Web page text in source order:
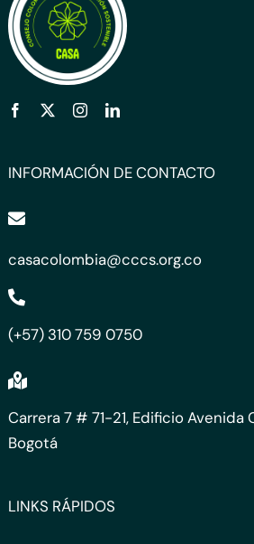
INFORMACIÓN DE CONTACTO
casacolombia@cccs.org.co
(+57) 310 759 0750
Carrera 7 # 71-21, Edificio Avenida
Bogotá
LINKS RÁPIDOS